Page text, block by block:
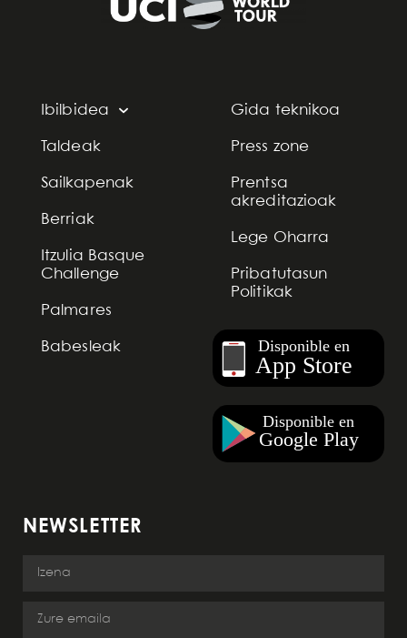
Ibilbidea
Taldeak
Sailkapenak
Berriak
Itzulia Basque
Challenge
Palmares
Babesleak
Gida teknikoa
Press zone
Prentsa
akreditazioak
Lege Oharra
Pribatutasun
Politikak
NEWSLETTER